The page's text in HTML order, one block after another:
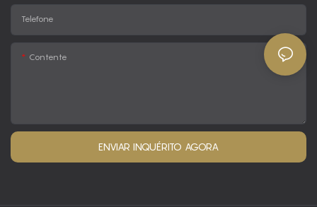
Telefone
Contente
ENVIAR INQUÉRITO AGORA